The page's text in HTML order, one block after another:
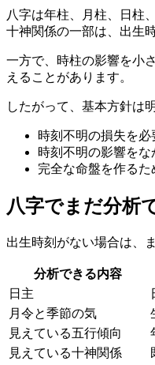
八字は年柱、月柱、日柱
十神関係の一部は、出生
一方で、時柱の影響を小
えることがあります。
したがって、基本方針は
時刻不明の損失を必
時刻不明の影響をな
完全な命盤を作るた
八字でまだ分析
出生時刻がない場合は、
分析できる内容
日主
月令と季節の気
見えている五行傾向
見えている十神関係